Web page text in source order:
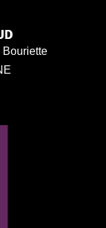
Bouriette